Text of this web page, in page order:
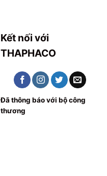
Kết nối với
THAPHACO
Đã thông báo với bộ công
thương